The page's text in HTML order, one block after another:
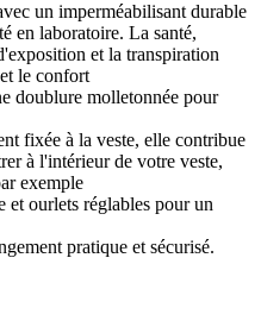
un imperméabilisant durable
en laboratoire. La santé,
et la transpiration
le confort
doublure molletonnée pour
fixée à la veste, elle contribue
à l'intérieur de votre veste,
exemple
et ourlets réglables pour un
pratique et sécurisé.